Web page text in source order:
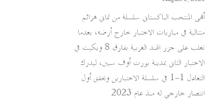
أنهى المنتخب الباكستاني سلسلة من ثماني هزائم
متتالية في مباريات الاختبار خارج أرضه، بعدما
تغلب على جزر الهند الغربية بفارق 8 ويكيت في
الاختبار الثاني بمدينة بورت أوف سبين، ليدرك
التعادل 1-1 في سلسلة الاختبارين ويحقق أول
انتصار خارجي له منذ عام 2023